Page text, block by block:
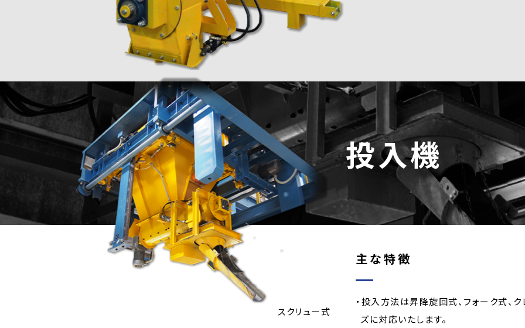
投入機
スクリュー式
主な特徴
・投入方法は昇降旋回式、フォーク式、
ズに対応いたします。